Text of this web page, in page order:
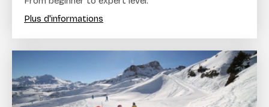
Plus d'informations